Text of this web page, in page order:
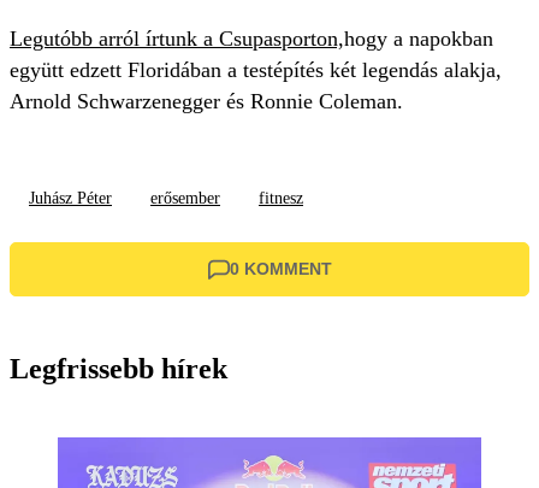
Legutóbb arról írtunk a Csupasporton,hogy a napokban
együtt edzett Floridában a testépítés két legendás alakja,
Arnold Schwarzenegger és Ronnie Coleman.
Juhász Péter erősember fitnesz
0 KOMMENT
Legfrissebb hírek